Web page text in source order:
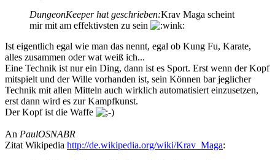
DungeonKeeper hat geschrieben:Krav Maga scheint
mir mit am effektivsten zu sein
Ist eigentlich egal wie man das nennt, egal ob Kung Fu, Karate,
alles zusammen oder wat weiß ich...
Eine Technik ist nur ein Ding, dann ist es Sport. Erst wenn der Kopf
mitspielt und der Wille vorhanden ist, sein Können bar jeglicher
Technik mit allen Mitteln auch wirklich automatisiert einzusetzen,
erst dann wird es zur Kampfkunst.
Der Kopf ist die Waffe
An PaulOSNABR
Zitat Wikipedia http://de.wikipedia.org/wiki/Krav_Maga: